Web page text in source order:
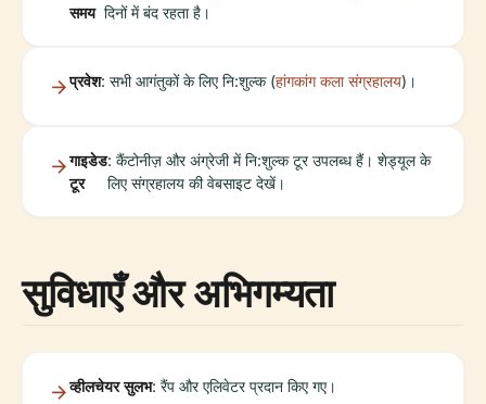
समय दिनों में बंद रहता है।
प्रवेश: सभी आगंतुकों के लिए नि:शुल्क (हांगकांग कला संग्रहालय)।
गाइडेड
टूर
: कैंटोनीज़ और अंग्रेजी में नि:शुल्क टूर उपलब्ध हैं। शेड्यूल के
लिए संग्रहालय की वेबसाइट देखें।
सुविधाएँ और अभिगम्यता
व्हीलचेयर सुलभ: रैंप और एलिवेटर प्रदान किए गए।